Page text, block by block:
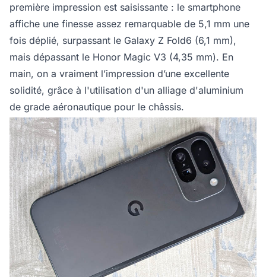
première impression est saisissante : le smartphone
affiche une finesse assez remarquable de 5,1 mm une
fois déplié, surpassant le Galaxy Z Fold6 (6,1 mm),
mais dépassant le Honor Magic V3 (4,35 mm). En
main, on a vraiment l’impression d’une excellente
solidité, grâce à l'utilisation d'un alliage d'aluminium
de grade aéronautique pour le châssis.